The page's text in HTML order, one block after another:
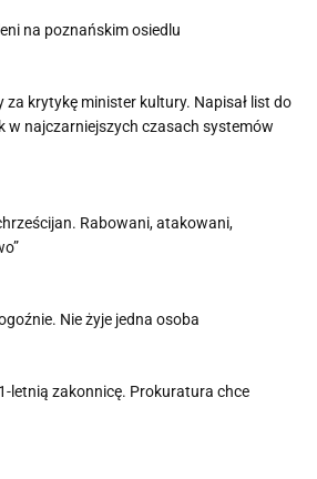
na poznańskim osiedlu
krytykę minister kultury. Napisał list do
w najczarniejszych czasach systemów
Rabowani, atakowani,
Nie żyje jedna osoba
letnią zakonnicę. Prokuratura chce